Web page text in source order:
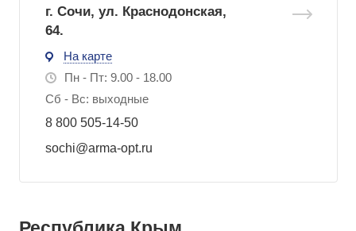
г. Сочи, ул. Краснодонская,
64.
На карте
Пн - Пт: 9.00 - 18.00
Сб - Вс: выходные
8 800 505-14-50
sochi@arma-opt.ru